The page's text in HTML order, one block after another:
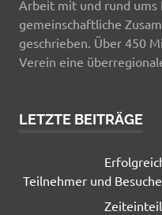
Arbeit mit und rund ums
gemeinschaftliche
geschrieben. Über 450
Verein eine
LETZTE BEITRÄGE
Teilnehmer und